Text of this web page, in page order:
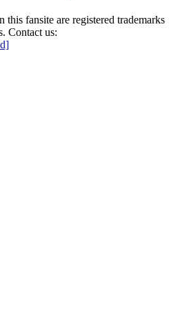
this fansite are registered trademarks
Contact us: